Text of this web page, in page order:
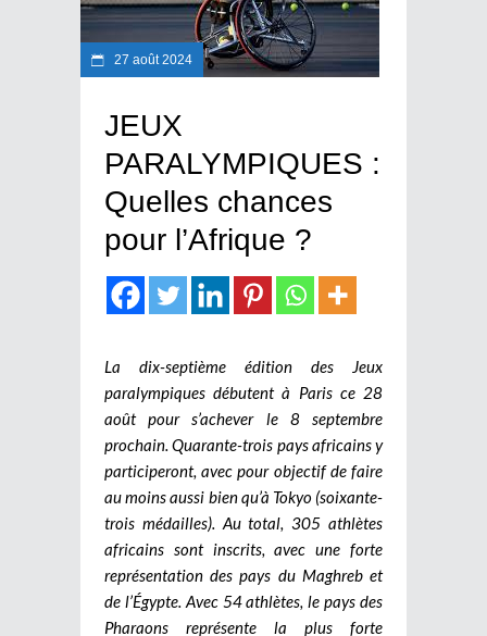
27 août 2024
JEUX
PARALYMPIQUES :
Quelles chances
pour l’Afrique ?
La dix-septième édition des Jeux
paralympiques débutent à Paris ce 28
août pour s’achever le 8 septembre
prochain. Quarante-trois pays africains y
participeront, avec pour objectif de faire
au moins aussi bien qu’à Tokyo (soixante-
trois médailles). Au total, 305 athlètes
africains sont inscrits, avec une forte
représentation des pays du Maghreb et
de l’Égypte. Avec 54 athlètes, le pays des
Pharaons représente la plus forte